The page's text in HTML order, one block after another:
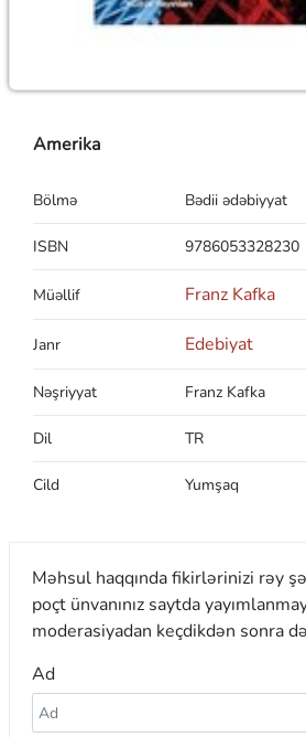
Amerika
Bölmə Bədii ədəbiyyat
ISBN 9786053328230
Müəllif Franz Kafka
Janr Edebiyat
Nəşriyyat Franz Kafka
Dil TR
Cild Yumşaq
Məhsul haqqında fikirlərinizi rəy
poçt ünvanınız saytda
moderasiyadan keçdikdən sonra
Ad